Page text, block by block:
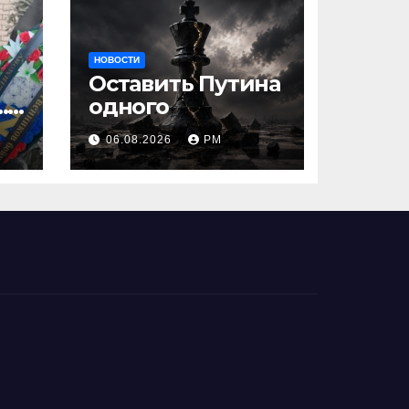
НОВОСТИ
Оставить Путина
одного
06.08.2026 РМ